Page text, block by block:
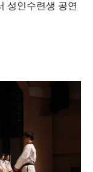
성인수련생 공연